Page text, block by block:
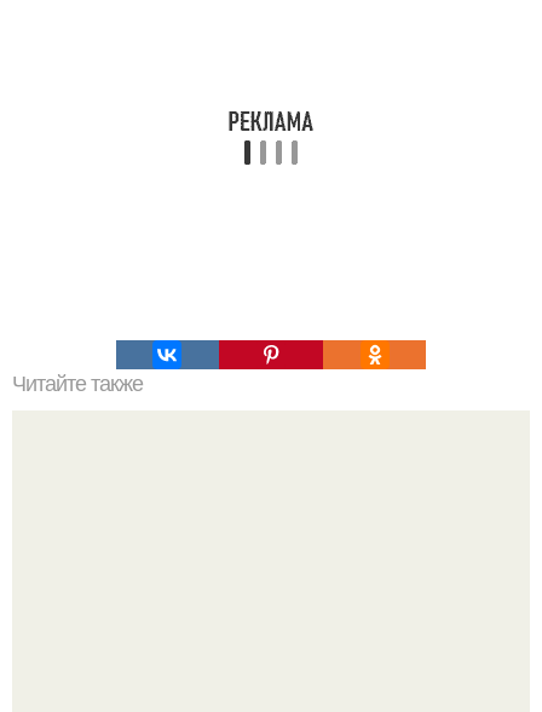
Читайте также